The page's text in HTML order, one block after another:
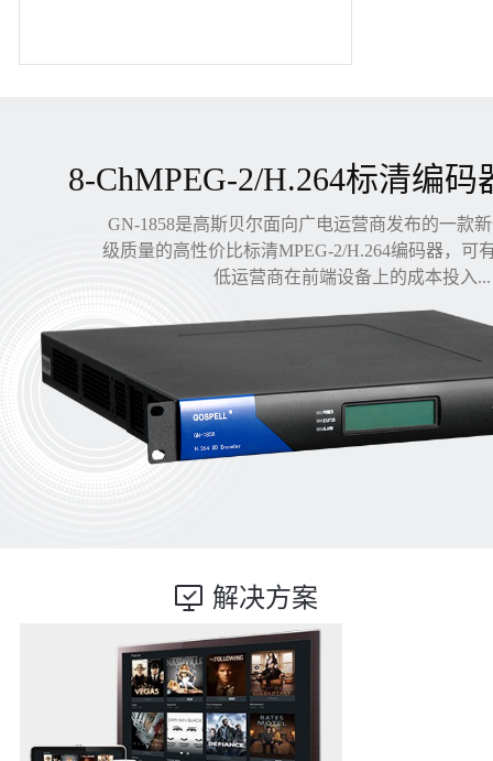
8-ChMPEG-2/H.264标清编码
GN-1858是高斯贝尔面向广电运营商发布的一款
级质量的高性价比标清MPEG-2/H.264编码器，可
低运营商在前端设备上的成本投入...
解决方案